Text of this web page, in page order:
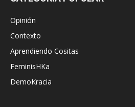
Opinión
Contexto
Aprendiendo Cositas
FeminisHKa
DemoKracia